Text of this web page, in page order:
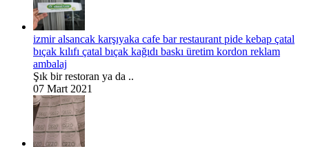
izmir alsancak karşıyaka cafe bar restaurant pide kebap çatal
bıçak kılıfı çatal bıçak kağıdı baskı üretim kordon reklam
ambalaj
Şık bir restoran ya da ..
07 Mart 2021